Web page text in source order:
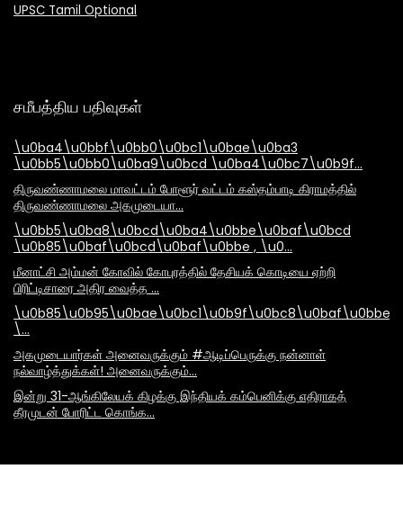
UPSC Tamil Optional
சமீபத்திய பதிவுகள்
\u0ba4\u0bbf\u0bb0\u0bc1\u0bae\u0ba3
\u0bb5\u0bb0\u0ba9\u0bcd \u0ba4\u0bc7\u0b9f…
திருவண்ணாமலை மாவட்டம் போளூர் வட்டம் கஸ்தம்பாடி கிராமத்தில்
திருவண்ணாமலை அகமுடையா…
\u0bb5\u0ba8\u0bcd\u0ba4\u0bbe\u0baf\u0bcd
\u0b85\u0baf\u0bcd\u0baf\u0bbe , \u0…
மீனாட்சி அம்மன் கோவில் கோபுரத்தில் தேசியக் கொடியை ஏற்றி
பிரிட்டிசாரை அதிர வைத்த …
\…
அகமுடையார்கள் அனைவருக்கும் #ஆடிப்பெருக்கு நன்னாள்
நல்வாழ்த்துக்கள்! அனைவருக்கும்…
இன்று 31-ஆங்கிலேயக் கிழக்கு இந்தியக் கம்பெனிக்கு எதிராகத்
தீரமுடன் போரிட்ட கொங்க…